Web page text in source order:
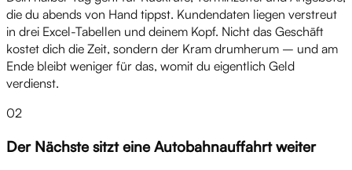
die du abends von Hand tippst. Kundendaten liegen verstreut
in drei Excel-Tabellen und deinem Kopf. Nicht das Geschäft
kostet dich die Zeit, sondern der Kram drumherum – und am
Ende bleibt weniger für das, womit du eigentlich Geld
verdienst.
02
Der Nächste sitzt eine Autobahnauffahrt weiter